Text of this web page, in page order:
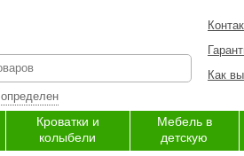
Как
Кроватки и
колыбели
Мебель в
детскую